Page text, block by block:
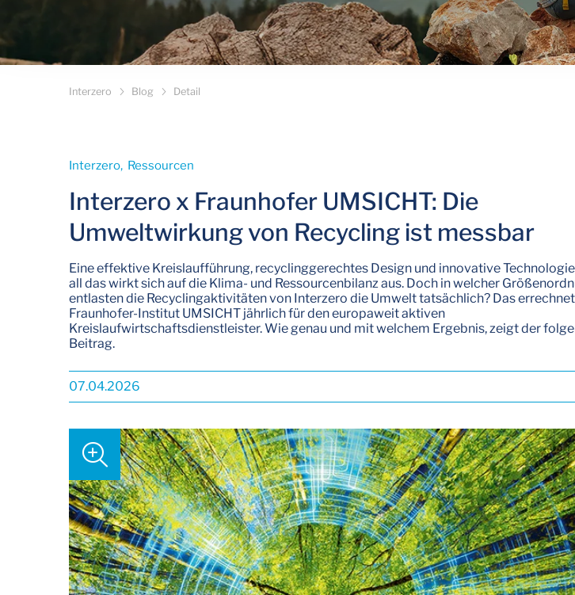
erfahren Sie in unsererDatenschutzerklärung.
Interzero Blog Detail
Interzero­, Ressourcen­
Interzero x Fraunhofer UMSICHT: Die
Umweltwirkung von Recycling ist messbar
Eine effektive Kreislaufführung, recyclinggerechtes Design und innovative
all das wirkt sich auf die Klima- und Ressourcenbilanz aus. Doch in welcher
entlasten die Recyclingaktivitäten von Interzero die Umwelt tatsächlich? Das
Fraunhofer-Institut UMSICHT jährlich für den europaweit aktiven
Kreislaufwirtschaftsdienstleister. Wie genau und mit welchem Ergebnis, zeigt der
Beitrag.
07.04.2026